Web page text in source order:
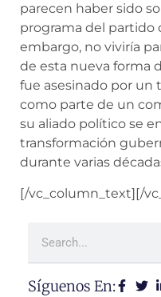
parecen haber sido
programa del partido
embargo, no viviría
de esta nueva forma
fue asesinado por un
como parte de un
su aliado político se
transformación
durante varias
[/vc_column_text][/
Síguenos En: